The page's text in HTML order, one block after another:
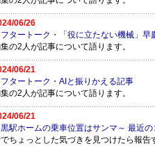
06/26
タートーク・「役に立たない機械」早
の2人が記事について語ります。
06/21
タートーク・AIと振りかえる記事
の2人が記事について語ります。
06/21
黒駅ホームの乗車位置はサンマ～ 最近の
ちょっとした気づきを見つけたら報